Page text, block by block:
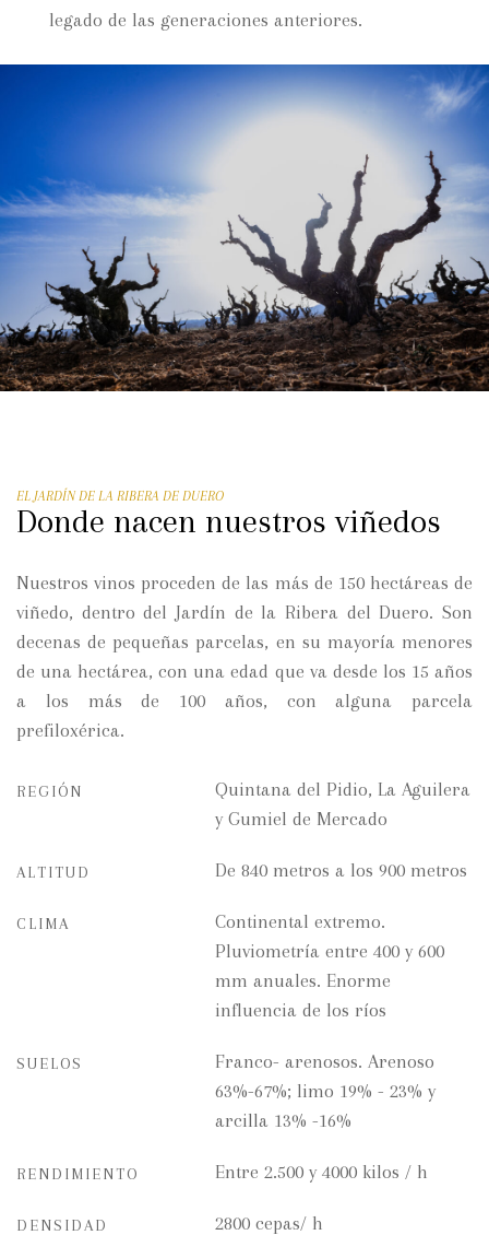
legado de las generaciones anteriores.
EL JARDÍN DE LA RIBERA DE DUERO
Donde nacen nuestros viñedos
Nuestros vinos proceden de las más de 150 hectáreas de
viñedo, dentro del Jardín de la Ribera del Duero. Son
decenas de pequeñas parcelas, en su mayoría menores
de una hectárea, con una edad que va desde los 15 años
a los más de 100 años, con alguna parcela
prefiloxérica.
REGIÓN
Quintana del Pidio, La Aguilera
y Gumiel de Mercado
ALTITUD De 840 metros a los 900 metros
CLIMA
Continental extremo.
Pluviometría entre 400 y 600
mm anuales. Enorme
influencia de los ríos
SUELOS
Franco- arenosos. Arenoso
63%-67%; limo 19% - 23% y
arcilla 13% -16%
RENDIMIENTO Entre 2.500 y 4000 kilos / h
DENSIDAD 2800 cepas/ h